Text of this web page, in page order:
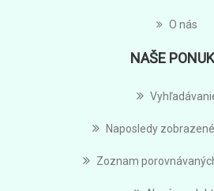
O nás
NAŠE
Naposledy
Zoznam